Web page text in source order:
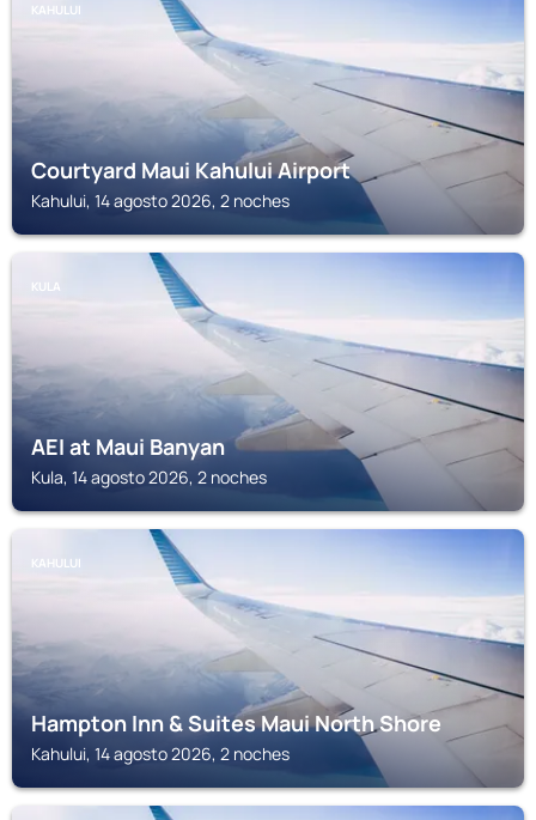
KAHULUI
Courtyard Maui Kahului Airport
Kahului, 14 agosto 2026, 2 noches
KULA
AEI at Maui Banyan
Kula, 14 agosto 2026, 2 noches
KAHULUI
Hampton Inn & Suites Maui North Shore
Kahului, 14 agosto 2026, 2 noches